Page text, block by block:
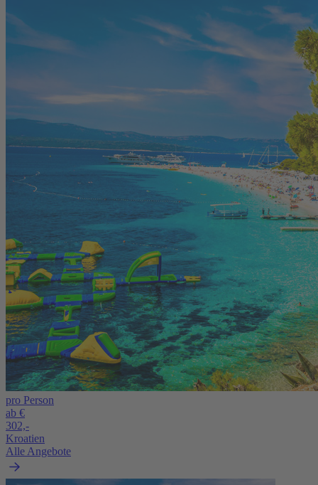
pro Person
ab €
302,-
Kroatien
Alle Angebote